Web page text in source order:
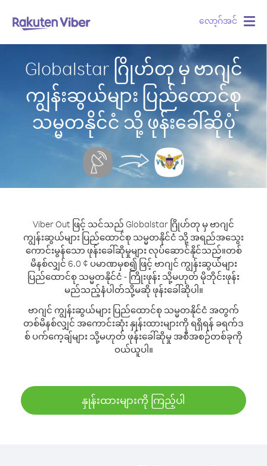
လော့ဂ်အင်
Globalstar ဂြိုဟ်တု မှ ဗာဂျင်
ကျွန်းဆွယ်များ ပြည်ထောင်စု
သမ္မတနိုင်ငံ သို့ ဖုန်းခေါ်ဆိုပုံ
Viber Out ဖြင့် သင်သည် Globalstar ဂြိုဟ်တု မှ ဗာဂျင်
ကျွန်းဆွယ်များ ပြည်ထောင်စု သမ္မတနိုင်ငံ သို့ အရည်အသွေး
ကောင်းမွန်သော ဖုန်းခေါ်ဆိုမှုများ လုပ်ဆောင်နိုင်သည်။တစ်
မိနစ်လျှင် 6.0 ¢ ပမာဏမှစ၍ ဖြင့် ဗာဂျင် ကျွန်းဆွယ်များ
ပြည်ထောင်စု သမ္မတနိုင်ငံ - ကြိုးဖုန်း သို့မဟုတ် မိုဘိုင်းဖုန်း
မည်သည့်နံပါတ်သို့မဆို ဖုန်းခေါ်ဆိုပါ။
ဗာဂျင် ကျွန်းဆွယ်များ ပြည်ထောင်စု သမ္မတနိုင်ငံ အတွက်
တစ်မိနစ်လျှင် အကောင်းဆုံး နှုန်းထားများကို ရရှိရန် ခရက်ဒ
စ် ပက်ကေ့ချ်များ သို့မဟုတ် ဖုန်းခေါ်ဆိုမှု အစီအစဉ်တစ်ခုကို
ဝယ်ယူပါ။
နှုန်းထားများကို ကြည့်ပါ